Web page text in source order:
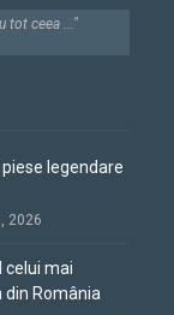
tot ceea ..."
legendare
2026
celui mai
România